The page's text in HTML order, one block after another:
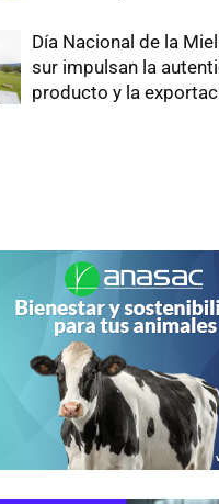
Día Nacional de la
sur impulsan la
producto y la